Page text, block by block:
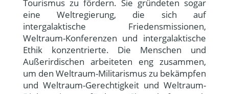
Tourismus zu fördern. Sie gründeten sogar
eine Weltregierung, die sich auf
intergalaktische Friedensmissionen,
Weltraum-Konferenzen und intergalaktische
Ethik konzentrierte. Die Menschen und
Außerirdischen arbeiteten eng zusammen,
um den Weltraum-Militarismus zu bekämpfen
und Weltraum-Gerechtigkeit und Weltraum-